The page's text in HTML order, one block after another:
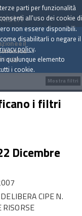
e il
a oggi
i filtri
Dicembre
CIPE N.
Mostra filtri
parti per funzionalità
all'uso dei cookie di
non essere disponibili.
disabilitarli o negare il
policy.
qualunque elemento
i cookie.